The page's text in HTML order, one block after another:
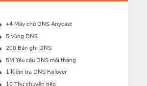
+4 Máy chủ DNS Anycast
5 Vùng DNS
200 Bản ghi DNS
5M Yêu cầu DNS mỗi tháng
1 Kiểm tra DNS Failover
10 Thư chuyển tiếp